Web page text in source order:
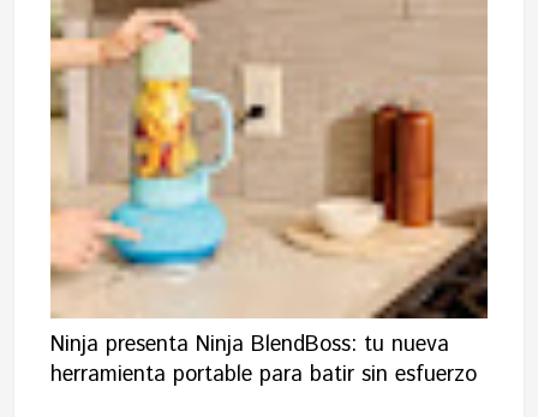
Ninja presenta Ninja BlendBoss: tu nueva
herramienta portable para batir sin esfuerzo